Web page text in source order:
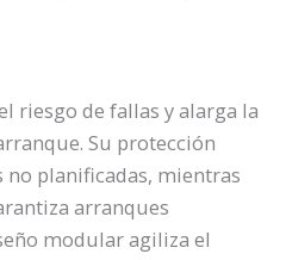
riesgo de fallas y alarga la
Su protección
planificadas, mientras
arranques
modular agiliza el